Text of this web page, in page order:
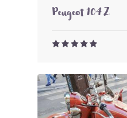
Peugeot 104 Z